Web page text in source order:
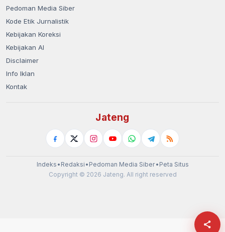
Pedoman Media Siber
Kode Etik Jurnalistik
Kebijakan Koreksi
Kebijakan AI
Disclaimer
Info Iklan
Kontak
Jateng
Indeks • Redaksi • Pedoman Media Siber• Peta Situs
Copyright © 2026 Jateng. All right reserved